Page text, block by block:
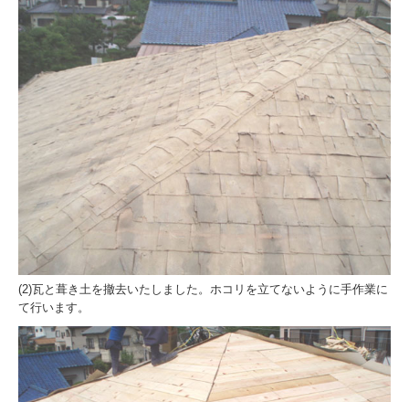
施工実績
会社案内
会社概要
会社沿革
経営理念
地図と主な営業範囲
技術者と認可
匠の紹介
孫七瓦のSDGs宣言
選ばれる理由
(2)瓦と葺き土を撤去いたしました。ホコリを立てないように手作業に
て行います。